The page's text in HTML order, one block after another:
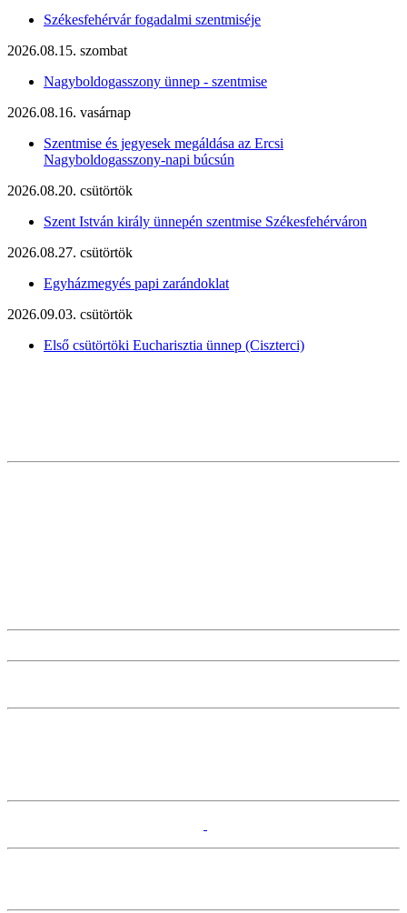
Székesfehérvár fogadalmi szentmiséje
2026.08.15. szombat
Nagyboldogasszony ünnep - szentmise
2026.08.16. vasárnap
Szentmise és jegyesek megáldása az Ercsi
Nagyboldogasszony-napi búcsún
2026.08.20. csütörtök
Szent István király ünnepén szentmise Székesfehérváron
2026.08.27. csütörtök
Egyházmegyés papi zarándoklat
2026.09.03. csütörtök
Első csütörtöki Eucharisztia ünnep (Ciszterci)